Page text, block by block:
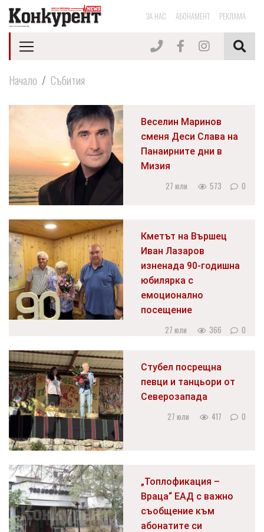
ЗА НАС АБОНАМЕНТ РЕКЛАМА
Начало Събития
Веселин Маринов
сменя Деси Слава на
Панаирните дни в
Мизия
27 юли 573 0
Кметът на Вършец
Иван Лазаров
изненада 90-годишна
юбилярка с
емоционално
посещение
27 юли 366 0
Стубел посрещна
певци и танцьори от
Северозапада
27 юли 417 0
„Топлофикация –
Враца“ ЕАД с важно
съобщение към
абонатите си